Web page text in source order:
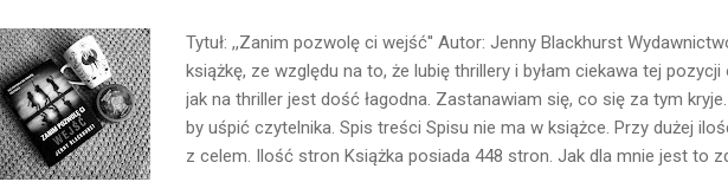
Tytuł: ,,Zanim pozwolę ci wejść'' Autor: Jenny Blackhurst
książkę, ze względu na to, że lubię thrillery i byłam ciekawa tej pozycji
jak na thriller jest dość łagodna. Zastanawiam się, co się za tym
by uśpić czytelnika. Spis treści Spisu nie ma w książce. Przy dużej
z celem. Ilość stron Książka posiada 448 stron. Jak dla mnie jest to